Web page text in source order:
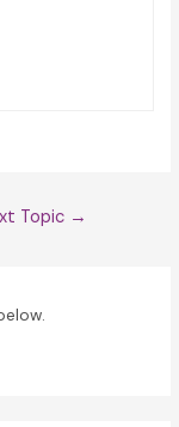
Topic →